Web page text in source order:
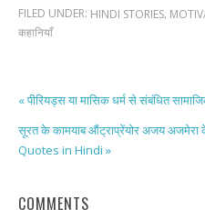
FILED UNDER: HINDI STORIES,
कहानियाँ
« पीरियड्स या मासिक धर्म से संबंधित
सूरत के कामयाब औंट्राप्रेंयोर अजय
Quotes in Hindi »
COMMENTS